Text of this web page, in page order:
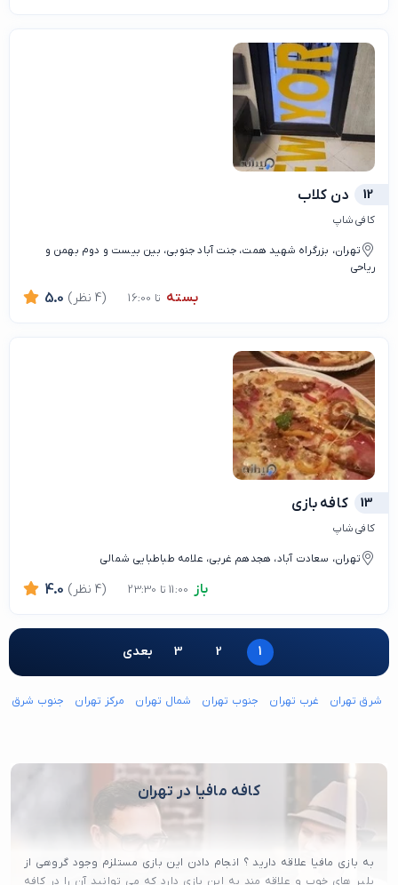
12 دن کلاب
کافی شاپ
تهران، بزرگراه شهید همت، جنت آباد جنوبی، بین بیست و دوم بهمن و
ریاحی
بسته تا 16:00 5.0 (4 نظر)
13 کافه بازی
کافی شاپ
تهران، سعادت آباد، هجدهم غربی، علامه طباطبایی شمالی
باز 4.0 (4 نظر)
1
2
3 بعدی
شرق تهران غرب تهران جنوب تهران شمال تهران مرکز تهران جنوب شرق
کافه مافیا در تهران
به بازی مافیا علاقه دارید ؟ انجام دادن این بازی مستلزم وجود گروهی از
پلیر های خوب و علاقه مند به این بازی دارد که می توانید آن را در کافه